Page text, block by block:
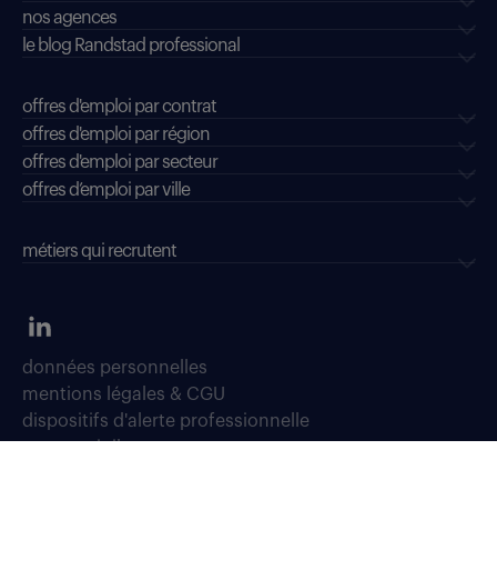
nos agences
le blog Randstad professional
offres d'emploi par contrat
offres d'emploi par région
offres d'emploi par secteur
offres d’emploi par ville
métiers qui recrutent
données personnelles
mentions légales & CGU
dispositifs d'alerte professionnelle